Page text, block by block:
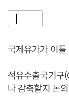
국제유가가 이
석유수출국기구
나 감축할지 논